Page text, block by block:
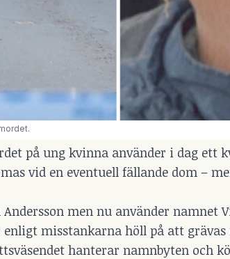
på ung kvinna använder i dag ett
vid en eventuell fällande dom –
men nu använder namnet
misstankarna höll på att
hanterar namnbyten och